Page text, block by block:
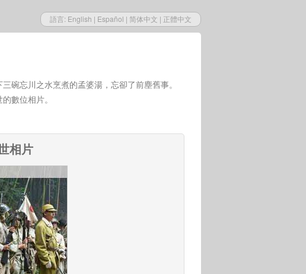
語言: English | Español | 简体中文 | 正體中文
碗忘川之水烹煮的孟婆湯，忘卻了前塵舊事。
數位相片。
相片